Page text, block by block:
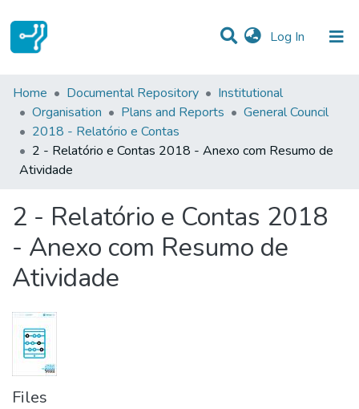
Log In (current)
Statistics
Communities & Collections
All of DSpace
Home Documental Repository
Institutional
Organisation
Plans and Reports
General Council
2018 - Relatório e Contas
2 - Relatório e Contas 2018 - Anexo com Resumo de
Atividade
2 - Relatório e Contas 2018
- Anexo com Resumo de
Atividade
Files